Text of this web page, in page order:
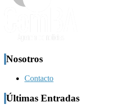
Nosotros
Contacto
Últimas Entradas